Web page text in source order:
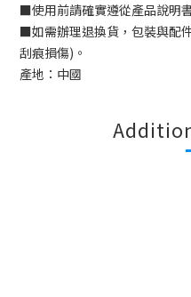
■使用前請確實遵從產品說明
■如需辦理退換貨，包裝與配
刮痕損傷) 。
產地：中國